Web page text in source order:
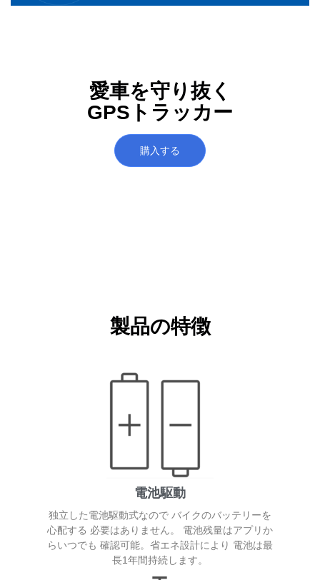
愛車を守り抜く
GPSトラッカー
購入する
製品の特徴
電池駆動
独立した電池駆動式なので バイクのバッテリーを
心配する 必要はありません。 電池残量はアプリか
らいつでも 確認可能。省エネ設計により 電池は最
長1年間持続します。